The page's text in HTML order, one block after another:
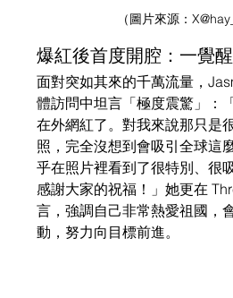
（圖片來源： X
爆紅後首度開腔：一覺
面對突如其來的千萬流量，
體訪問中坦言「極度震驚」：
在外網紅了。對我來說那只是
照，完全沒想到會吸引全球這
乎在照片裡看到了很特別、很
感謝大家的祝福！」她更在
言，強調自己非常熱愛祖國，
動，努力向目標前進。